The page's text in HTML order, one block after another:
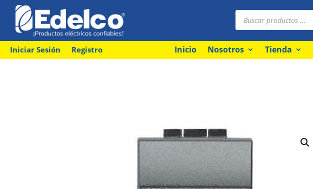
Búsqueda
productos
Iniciar Sesión Registro Inicio Nosotros Tienda